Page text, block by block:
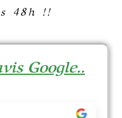
48h !!
Google..